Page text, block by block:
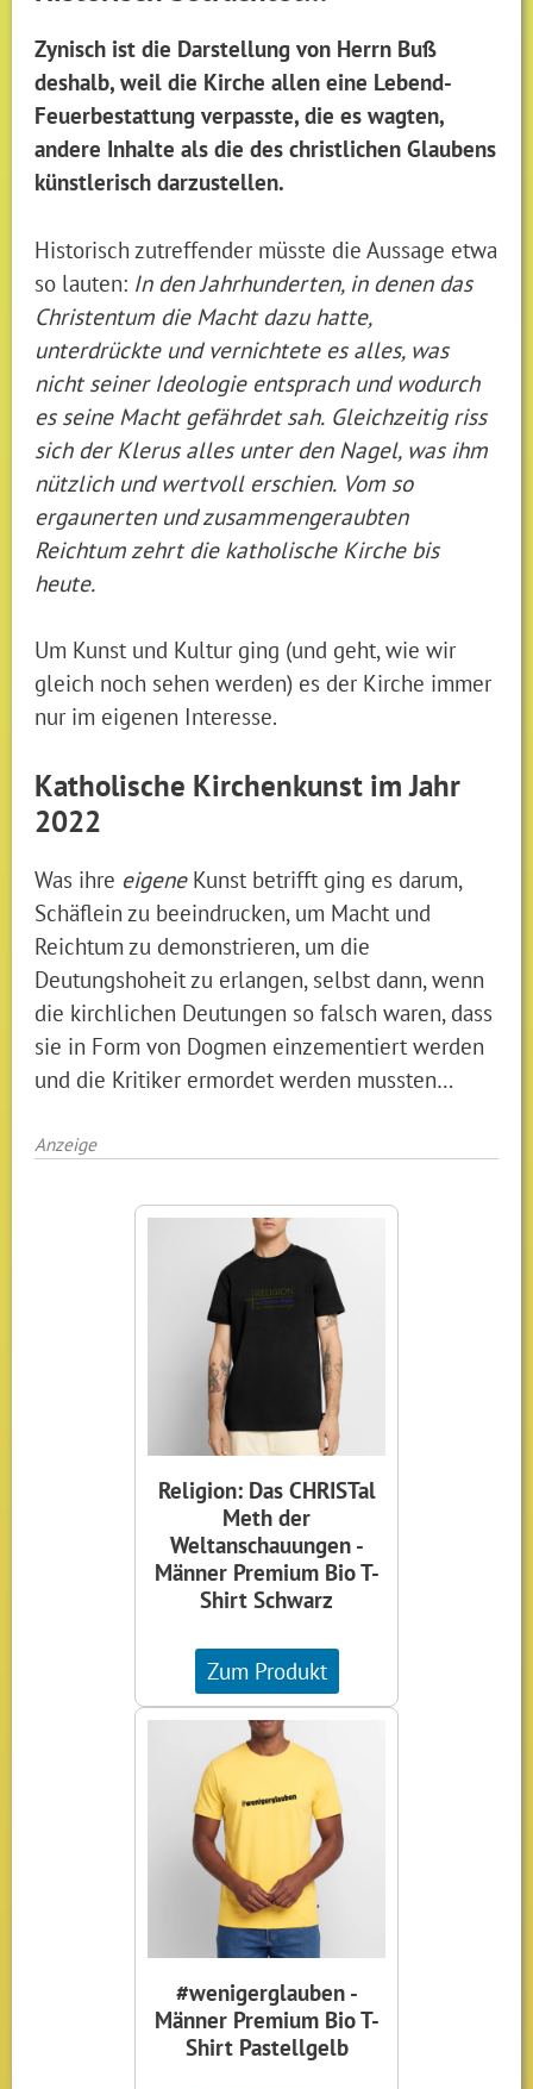
Zynisch ist die Darstellung von Herrn Buß
deshalb, weil die Kirche allen eine Lebend-
Feuerbestattung verpasste, die es wagten,
andere Inhalte als die des christlichen Glaubens
künstlerisch darzustellen.
Historisch zutreffender müsste die Aussage etwa
so lauten: In den Jahrhunderten, in denen das
Christentum die Macht dazu hatte,
unterdrückte und vernichtete es alles, was
nicht seiner Ideologie entsprach und wodurch
es seine Macht gefährdet sah. Gleichzeitig riss
sich der Klerus alles unter den Nagel, was ihm
nützlich und wertvoll erschien. Vom so
ergaunerten und zusammengeraubten
Reichtum zehrt die katholische Kirche bis
heute.
Um Kunst und Kultur ging (und geht, wie wir
gleich noch sehen werden) es der Kirche immer
nur im eigenen Interesse.
Katholische Kirchenkunst im Jahr
2022
Was ihre eigene Kunst betrifft ging es darum,
Schäflein zu beeindrucken, um Macht und
Reichtum zu demonstrieren, um die
Deutungshoheit zu erlangen, selbst dann, wenn
die kirchlichen Deutungen so falsch waren, dass
sie in Form von Dogmen einzementiert werden
und die Kritiker ermordet werden mussten…
Anzeige
Religion: Das CHRISTal
Meth der
Weltanschauungen -
Männer Premium Bio T-
Shirt Schwarz
Zum Produkt
#wenigerglauben -
Männer Premium Bio T-
Shirt Pastellgelb